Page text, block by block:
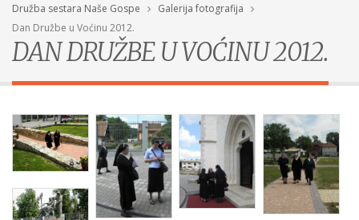
Družba sestara Naše Gospe
Galerija fotografija
Dan Družbe u Voćinu 2012.
DAN DRUŽBE U VOĆINU 2012.